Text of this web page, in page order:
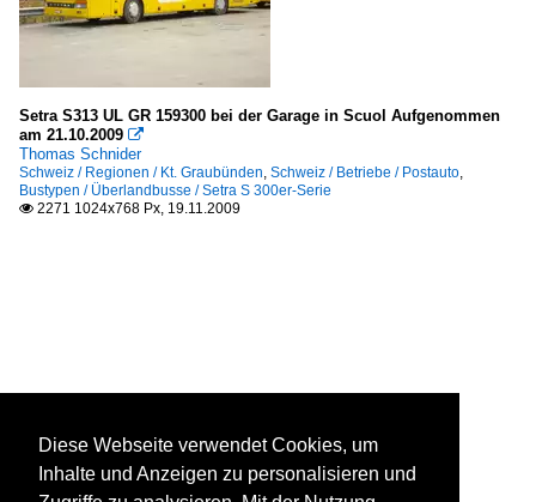
Setra S313 UL GR 159300 bei der Garage in Scuol Aufgenommen
am 21.10.2009 
Thomas Schnider
Schweiz / Regionen / Kt. Graubünden, Schweiz / Betriebe / Postauto,
Bustypen / Überlandbusse / Setra S 300er-Serie
 2271 1024x768 Px, 19.11.2009
Diese Webseite verwendet Cookies, um
Inhalte und Anzeigen zu personalisieren und